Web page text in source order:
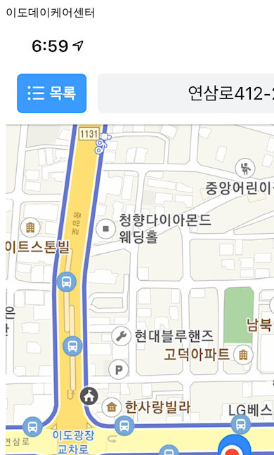
이도데이케어센터